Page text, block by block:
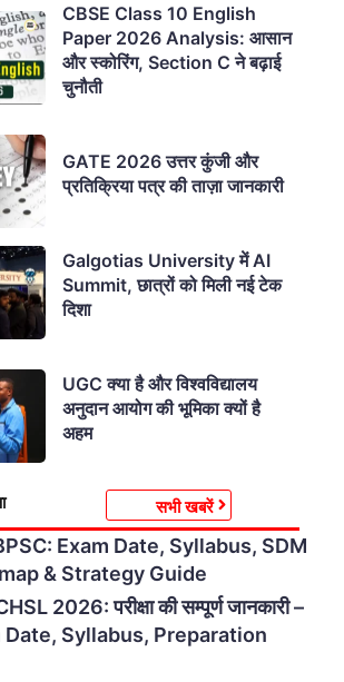
CBSE Class 10 English
Paper 2026 Analysis: आसान
और स्कोरिंग, Section C ने बढ़ाई
चुनौती
GATE 2026 उत्तर कुंजी और
प्रतिक्रिया पत्र की ताज़ा जानकारी
Galgotias University में AI
Summit, छात्रों को मिली नई टेक
दिशा
UGC क्या है और विश्वविद्यालय
अनुदान आयोग की भूमिका क्यों है
अहम
सभी खबरें
Exam Date, Syllabus, SDM
& Strategy Guide
2026: परीक्षा की सम्पूर्ण जानकारी –
Date, Syllabus, Preparation